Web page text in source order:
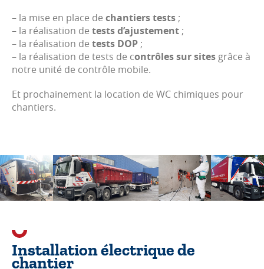
– la mise en place de chantiers tests ;
– la réalisation de tests d’ajustement ;
– la réalisation de tests DOP ;
– la réalisation de tests de contrôles sur sites grâce à
notre unité de contrôle mobile.
Et prochainement la location de WC chimiques pour
chantiers.
Installation électrique de
chantier